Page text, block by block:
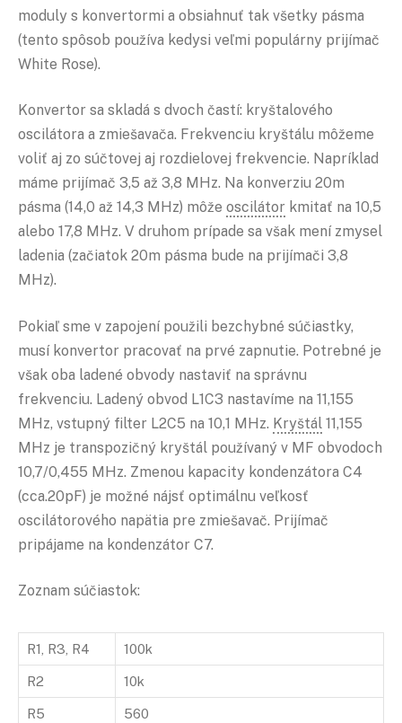
moduly s konvertormi a obsiahnuť tak všetky pásma
(tento spôsob používa kedysi veľmi populárny prijímač
White Rose).
Konvertor sa skladá s dvoch častí: kryštalového
oscilátora a zmiešavača. Frekvenciu kryštálu môžeme
voliť aj zo súčtovej aj rozdielovej frekvencie. Napríklad
máme prijímač 3,5 až 3,8 MHz. Na konverziu 20m
pásma (14,0 až 14,3 MHz) môže oscilátor kmitať na 10,5
alebo 17,8 MHz. V druhom prípade sa však mení zmysel
ladenia (začiatok 20m pásma bude na prijímači 3,8
MHz).
Pokiaľ sme v zapojení použili bezchybné súčiastky,
musí konvertor pracovať na prvé zapnutie. Potrebné je
však oba ladené obvody nastaviť na správnu
frekvenciu. Ladený obvod L1C3 nastavíme na 11,155
MHz, vstupný filter L2C5 na 10,1 MHz. Kryštál 11,155
MHz je transpozičný kryštál používaný v MF obvodoch
10,7/0,455 MHz. Zmenou kapacity kondenzátora C4
(cca.20pF) je možné nájsť optimálnu veľkosť
oscilátorového napätia pre zmiešavač. Prijímač
pripájame na kondenzátor C7.
Zoznam súčiastok:
R1, R3, R4 100k
R2 10k
R5 560